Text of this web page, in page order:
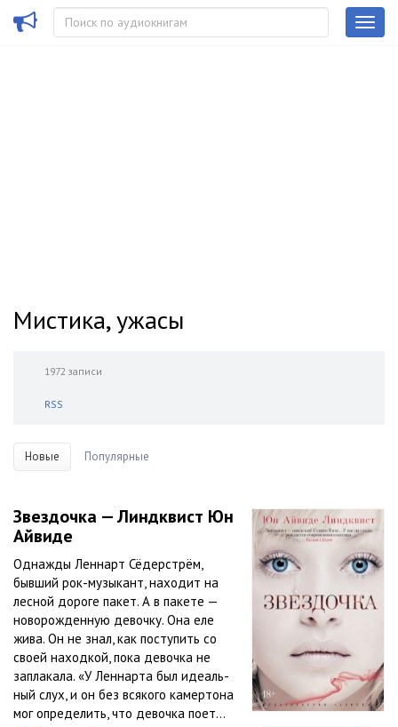
Мистика, ужасы
1972 записи
RSS
Новые Популярные
Звездочка — Линдквист Юн
Айвиде
Однажды Леннарт Сёдерстрём,
бывший рок-музыкант, находит на
лесной дороге пакет. А в пакете —
новорожденную девочку. Она еле
жива. Он не знал, как поступить со
своей находкой, пока девочка не
заплакала. «У Леннарта был идеаль­
ный слух, и он без всякого камертона
мог определить, что девочка поет...